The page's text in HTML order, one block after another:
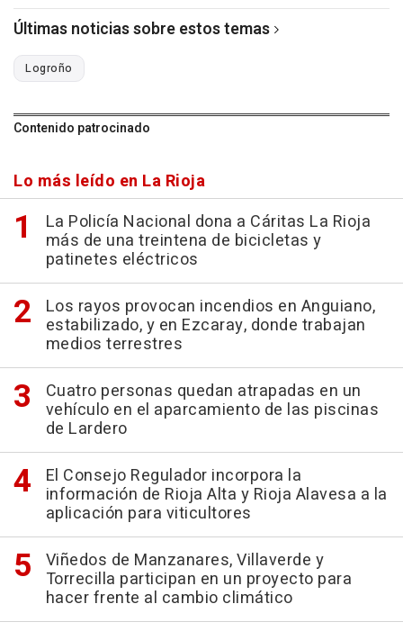
Últimas noticias sobre estos temas
Logroño
Contenido patrocinado
Lo más leído en La Rioja
La Policía Nacional dona a Cáritas La Rioja
más de una treintena de bicicletas y
patinetes eléctricos
Los rayos provocan incendios en Anguiano,
estabilizado, y en Ezcaray, donde trabajan
medios terrestres
Cuatro personas quedan atrapadas en un
vehículo en el aparcamiento de las piscinas
de Lardero
El Consejo Regulador incorpora la
información de Rioja Alta y Rioja Alavesa a la
aplicación para viticultores
Viñedos de Manzanares, Villaverde y
Torrecilla participan en un proyecto para
hacer frente al cambio climático